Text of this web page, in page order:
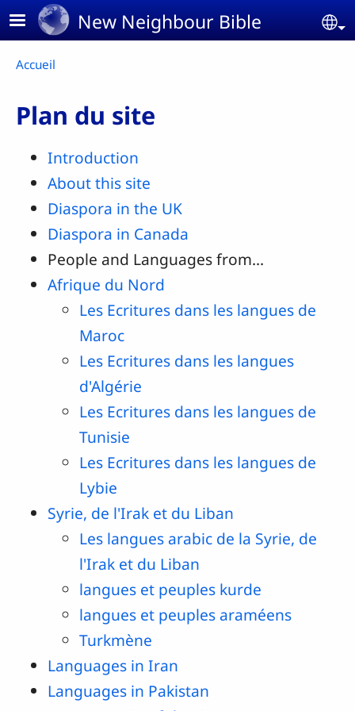
Aller au contenu principal
New Neighbour Bible
Fil d'Ariane
Accueil
Plan du site
Introduction
About this site
Diaspora in the UK
Diaspora in Canada
People and Languages from...
Afrique du Nord
Les Ecritures dans les langues de
Maroc
Les Ecritures dans les langues
d'Algérie
Les Ecritures dans les langues de
Tunisie
Les Ecritures dans les langues de
Lybie
Syrie, de l'Irak et du Liban
Les langues arabic de la Syrie, de
l'Irak et du Liban
langues et peuples kurde
langues et peuples araméens
Turkmène
Languages in Iran
Languages in Pakistan